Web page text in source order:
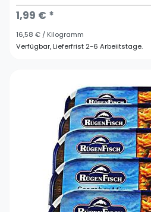
1,99 € *
16,58 € / Kilogramm
Verfügbar, Lieferfrist 2-6 Arbeiitstage.